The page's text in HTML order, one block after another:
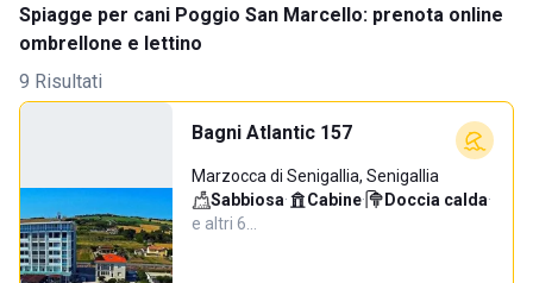
Spiagge per cani Poggio San Marcello: prenota online
ombrellone e lettino
9 Risultati
Bagni Atlantic 157
Marzocca di Senigallia, Senigallia
Sabbiosa· Cabine· Doccia calda·
e altri 6…